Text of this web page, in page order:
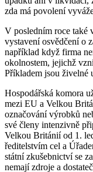
zda má povolení
V posledním roce také
vystavení osvědčení o
například když firma
okolnostem, jejichž
Příkladem jsou živelné
Hospodářská komora
mezi EU a Velkou
označování výrobků
své členy intenzivně
Velkou Británií od 1.
ředitelstvím cel a
státní zkušebnictví se
nemají zdroje a